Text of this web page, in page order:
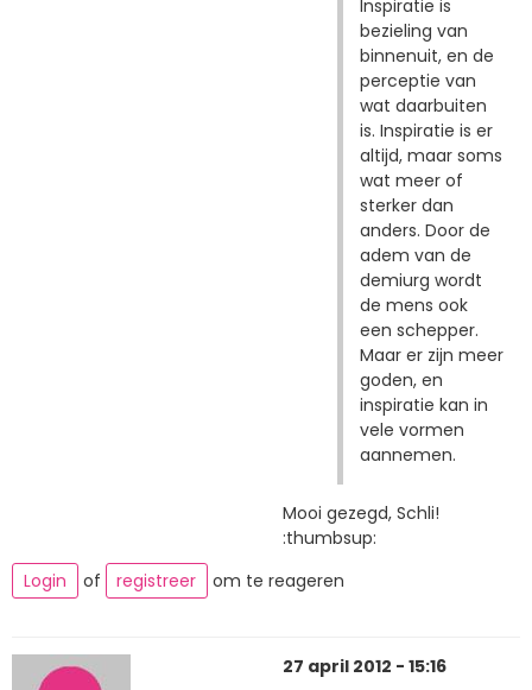
Inspiratie is
bezieling van
binnenuit, en de
perceptie van
wat daarbuiten
is. Inspiratie is er
altijd, maar soms
wat meer of
sterker dan
anders. Door de
adem van de
demiurg wordt
de mens ook
een schepper.
Maar er zijn meer
goden, en
inspiratie kan in
vele vormen
aannemen.
Mooi gezegd, Schli!
:thumbsup:
Login
of registreer om te reageren
27 april 2012 - 15:16